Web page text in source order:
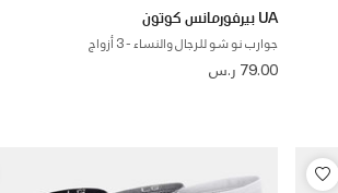
UA بيرفورمانس كوتون
جوارب نو شو للرجال والنساء - 3 أزواج
79.00 ر.س